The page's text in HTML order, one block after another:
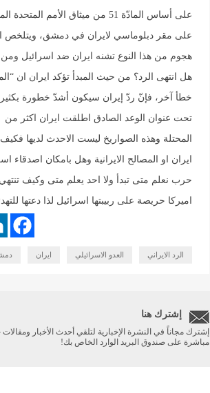
على أساس المادّة 51 من ميثاق
هجوم من هذا النوع تشنه ايران ضد اسرائيل ومن
هل انتهى الرد؟ من حيث المبدأ تؤكد ايران ان
خطأ آخر، فإنّ ردّ إيران سيكون أشدّ خطورة
المحتلة وهذه الصواريخ ليست الاحدث لديها
ايران او المصالح الايرانية وهل بامكان
حرب نعلم متى تبدأ ولا احد يعلم متى وكيف
اميركا حريصة على ربيبتها اسرائيل لذا دعتها
الرد الايراني العدو الاسرائيلي ايران
إشترك هنا
إشترك مجاناً في النشرة الإخبارية لتلقي أحدث الأخبار
مباشرة على صندوق البريد الوارد الخاص بك!